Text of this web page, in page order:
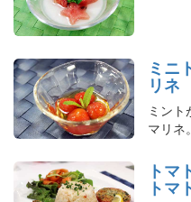
ミニ
リネ
ミン
マリネ。
トマ
トマ